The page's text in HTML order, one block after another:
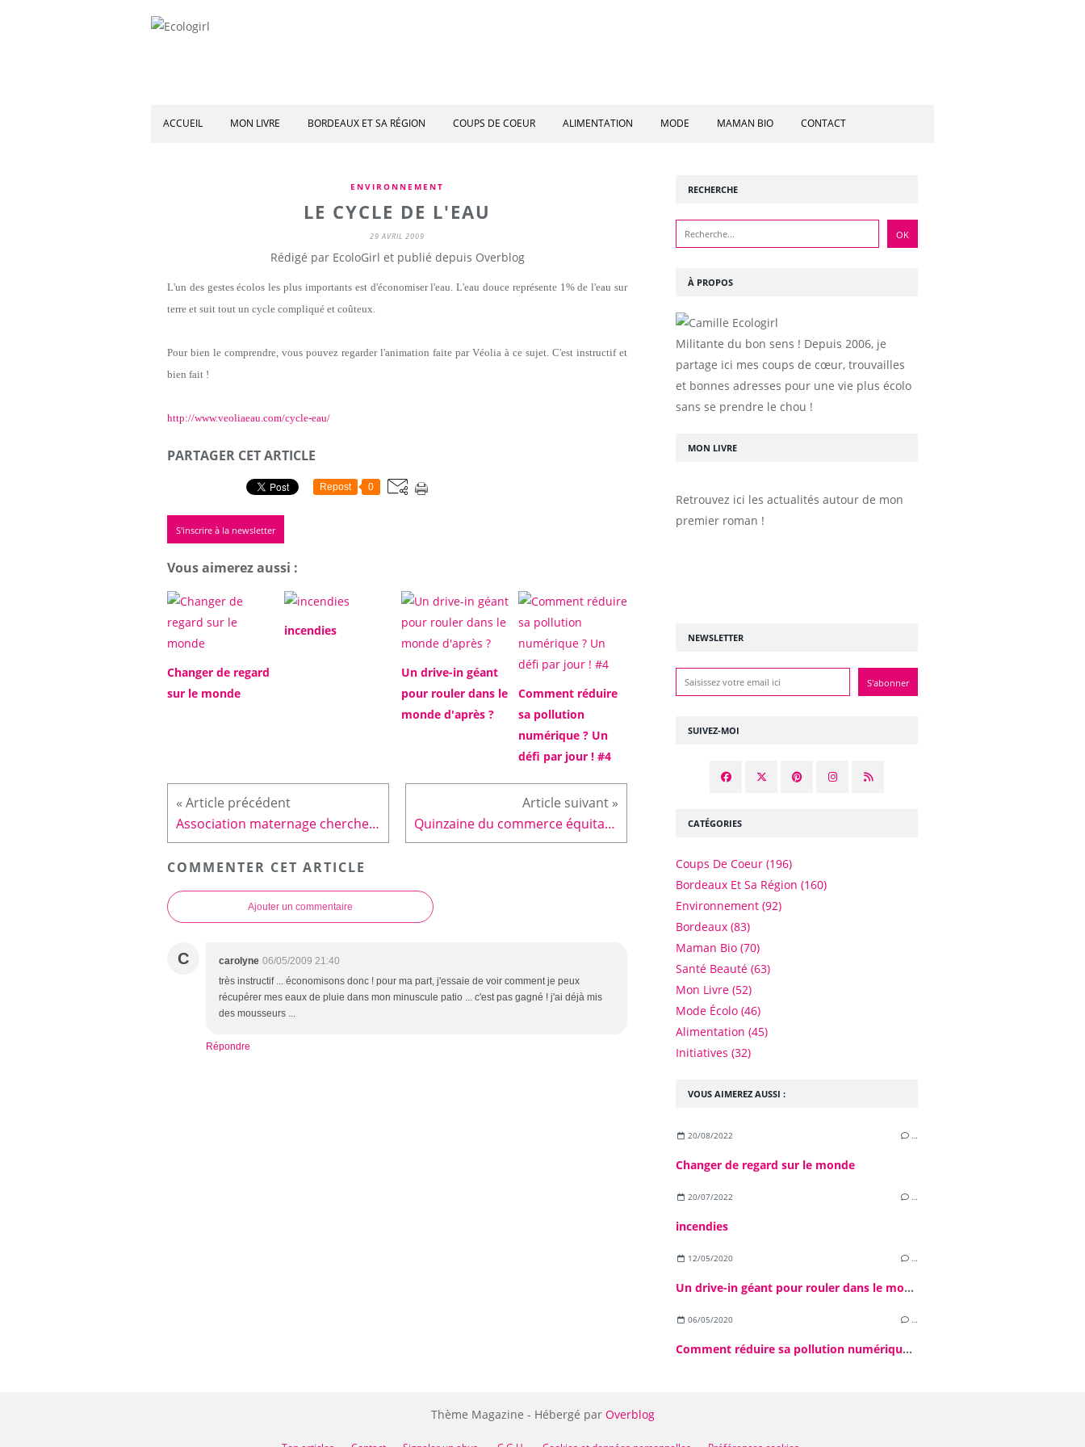
ACCUEIL MON LIVRE BORDEAUX ET SA RÉGION COUPS DE COEUR ALIMENTATION MODE MAMAN BIO CONTACT
ENVIRONNEMENT
LE CYCLE DE L'EAU
29 AVRIL 2009
Rédigé par EcoloGirl et publié depuis Overblog
L'un des gestes écolos les plus importants est d'économiser l'eau. L'eau douce représente 1% de l'eau sur
terre et suit tout un cycle compliqué et coûteux.
Pour bien le comprendre, vous pouvez regarder l'animation faite par Véolia à ce sujet. C'est instructif et
bien fait !
http://www.veoliaeau.com/cycle-eau/
PARTAGER CET ARTICLE
Repost 0
S'inscrire à la newsletter
Vous aimerez aussi :
Changer de regard
sur le monde
incendies
Un drive-in géant
pour rouler dans le
monde d'après ?
Comment réduire
sa pollution
numérique ? Un
défi par jour ! #4
Association maternage cherche local en Sud Gironde Quinzaine du commerce équitable à Bordeaux
COMMENTER CET ARTICLE
Ajouter un commentaire
C carolyne 06/05/2009 21:40
très instructif ... économisons donc ! pour ma part, j'essaie de voir comment je peux
récupérer mes eaux de pluie dans mon minuscule patio ... c'est pas gagné ! j'ai déjà mis
des mousseurs ...
Répondre
NEWSLETTER
SUIVEZ-MOI
RECHERCHE
À PROPOS
Militante du bon sens ! Depuis 2006, je
partage ici mes coups de cœur, trouvailles
et bonnes adresses pour une vie plus écolo
sans se prendre le chou !
VOUS AIMEREZ AUSSI :
20/08/2022 …
Changer de regard sur le monde
20/07/2022 …
incendies
12/05/2020 …
Un drive-in géant pour rouler dans le monde d'après ?
06/05/2020 …
Comment réduire sa pollution numérique ? Un défi par jour ! #4
CATÉGORIES
Coups De Coeur (196)
Bordeaux Et Sa Région (160)
Environnement (92)
Bordeaux (83)
Maman Bio (70)
Santé Beauté (63)
Mon Livre (52)
Mode Écolo (46)
Alimentation (45)
Initiatives (32)
MON LIVRE
Retrouvez ici les actualités autour de mon
premier roman !
Thème Magazine - Hébergé par Overblog